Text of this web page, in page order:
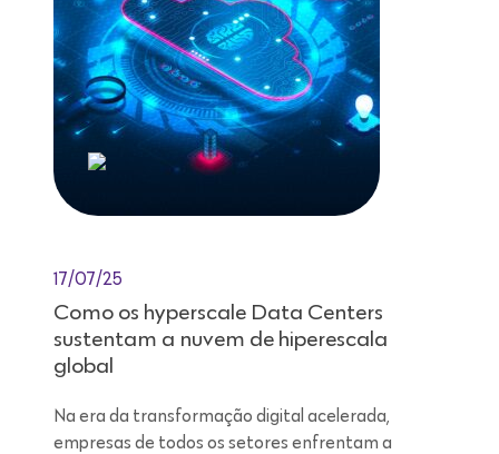
17/07/25
Como os hyperscale Data Centers
sustentam a nuvem de hiperescala
global
Na era da transformação digital acelerada,
empresas de todos os setores enfrentam a